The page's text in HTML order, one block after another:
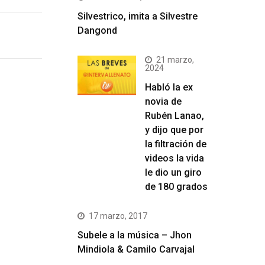
Silvestrico, imita a Silvestre
Dangond
21 marzo,
2024
Habló la ex
novia de
Rubén Lanao,
y dijo que por
la filtración de
videos la vida
le dio un giro
de 180 grados
17 marzo, 2017
Subele a la música – Jhon
Mindiola & Camilo Carvajal